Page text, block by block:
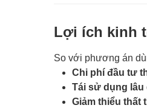
Lợi ích kinh
So với phương án
Chi phí đầu tư
Tái sử dụng lâu
Giảm thiểu thất